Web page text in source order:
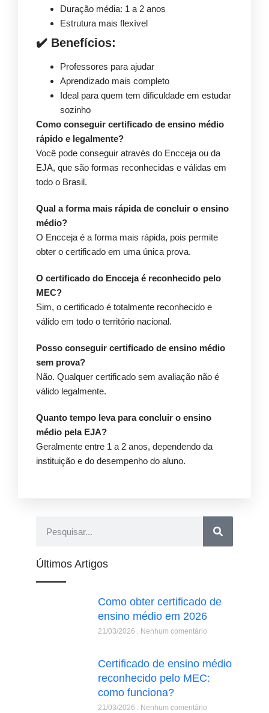
Duração média: 1 a 2 anos
Estrutura mais flexível
✔️ Benefícios:
Professores para ajudar
Aprendizado mais completo
Ideal para quem tem dificuldade em estudar
sozinho
Como conseguir certificado de ensino médio
rápido e legalmente?
Você pode conseguir através do Encceja ou da
EJA, que são formas reconhecidas e válidas em
todo o Brasil.
Qual a forma mais rápida de concluir o ensino
médio?
O Encceja é a forma mais rápida, pois permite
obter o certificado em uma única prova.
O certificado do Encceja é reconhecido pelo
MEC?
Sim, o certificado é totalmente reconhecido e
válido em todo o território nacional.
Posso conseguir certificado de ensino médio
sem prova?
Não. Qualquer certificado sem avaliação não é
válido legalmente.
Quanto tempo leva para concluir o ensino
médio pela EJA?
Geralmente entre 1 a 2 anos, dependendo da
instituição e do desempenho do aluno.
Últimos Artigos
Como obter certificado de
ensino médio em 2026
21/03/2026 Nenhum comentário
Certificado de ensino médio
reconhecido pelo MEC:
como funciona?
21/03/2026 Nenhum comentário